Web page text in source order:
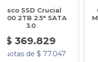
Controladora Cooler
Master ARGB Gen2 A1 3
$ 41.006
6 cuotas de $ 8.542